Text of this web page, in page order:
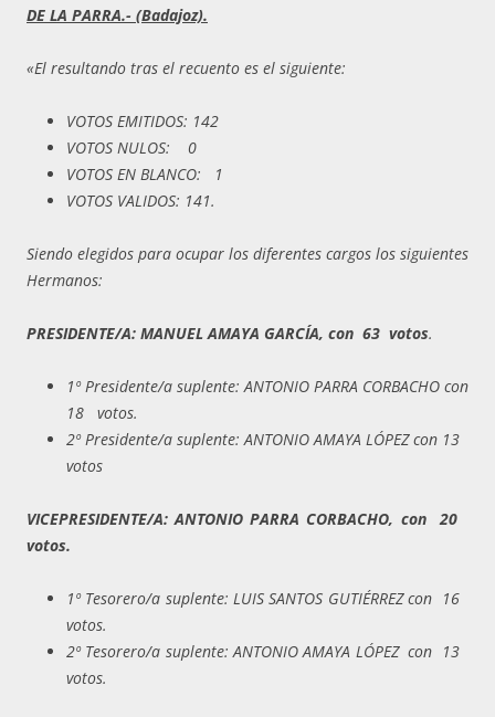
DE LA PARRA.- (Badajoz).
«El resultando tras el recuento es el siguiente:
VOTOS EMITIDOS: 142
VOTOS NULOS: 0
VOTOS EN BLANCO: 1
VOTOS VALIDOS: 141.
Siendo elegidos para ocupar los diferentes cargos los siguientes
Hermanos:
PRESIDENTE/A: MANUEL AMAYA GARCÍA, con 63 votos.
1º Presidente/a suplente: ANTONIO PARRA CORBACHO con
18 votos.
2º Presidente/a suplente: ANTONIO AMAYA LÓPEZ con 13
votos
VICEPRESIDENTE/A: ANTONIO PARRA CORBACHO, con 20
votos.
1º Tesorero/a suplente: LUIS SANTOS GUTIÉRREZ con 16
votos.
2º Tesorero/a suplente: ANTONIO AMAYA LÓPEZ con 13
votos.